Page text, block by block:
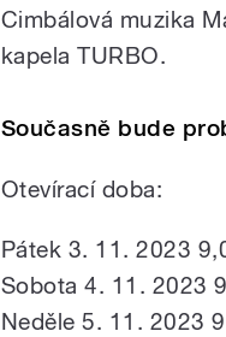
Cimbálová muzika
kapela TURBO.
Současně bude
Otevírací doba:
Pátek 3. 11. 2023
Sobota 4. 11. 2023
Neděle 5. 11. 2023